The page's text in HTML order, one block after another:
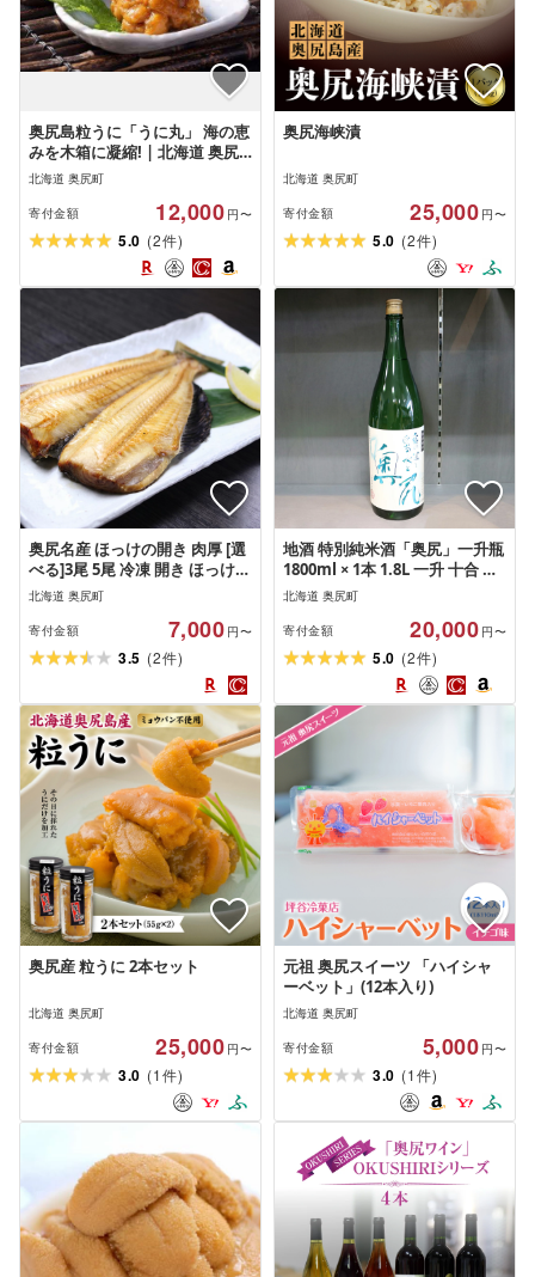
奥尻島粒うに「うに丸」 海の恵
みを木箱に凝縮! | 北海道 奥尻
町 送料無料
北海道 奥尻町
寄付金額 12,000 円〜
5.0 (2件)
奥尻海峡漬
北海道 奥尻町
寄付金額 25,000 円〜
5.0 (2件)
奥尻名産 ほっけの開き 肉厚 [選
べる]3尾 5尾 冷凍 開き ほっけ
ホッケ 焼き魚 魚 魚介 おかず ご
飯のお供 一夜干し おつまみ |
奥尻島 産直 産地直送 お取り寄
せ グルメ | 北海道 奥尻町 送料
無料
北海道 奥尻町
寄付金額 7,000 円〜
3.5 (2件)
地酒 特別純米酒「奥尻」一升瓶
1800ml × 1本 1.8L 一升 十合 や
や辛口 淡麗辛口 希少 吟風 日本
酒 純米酒 純米 奥尻島 おくしり
ご当地 特産品 産直 産地直送 お
取り寄せ グルメ 晩酌 家飲み 宅
飲み 冷酒 常温 | 北海道 奥尻町
北海道 奥尻町
寄付金額 20,000 円〜
5.0 (2件)
奥尻産 粒うに 2本セット
北海道 奥尻町
寄付金額 25,000 円〜
3.0 (1件)
元祖 奥尻スイーツ 「ハイシャ
ーベット」(12本入り)
北海道 奥尻町
寄付金額 5,000 円〜
3.0 (1件)